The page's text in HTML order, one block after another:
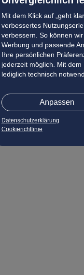
Mit dem Klick auf „geht
verbessertes
verbessern. So können
Werbung und passende
Ihre persönlichen
jederzeit möglich. Mit dem
lediglich technisch
Anpassen
Datenschutzerklärung
Cookierichtlinie